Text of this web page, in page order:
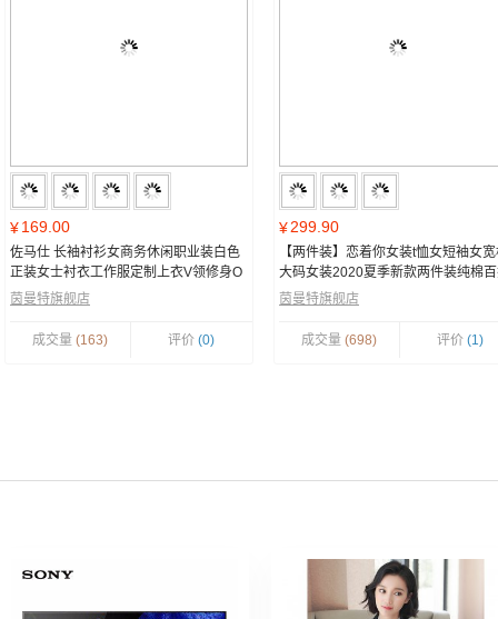
¥169.00
佐马仕 长袖衬衫女商务休闲职业装白色
正装女士衬衣工作服定制上衣V领修身O
L百搭大码酒店4s店工装 V1119湖蓝斜条
茵曼特旗舰店
成交量 (163) 评价 (0)
¥299.90
【两件装】恋着你女装t恤女短袖女
大码女装2020夏季新款两件装纯棉
韩版印花时尚打底T恤
茵曼特旗舰店
成交量 (698) 评价 (1)